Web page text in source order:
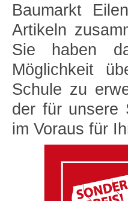
Baumarkt
Artikeln
Sie haben
Möglichkeit
Schule zu
der für unsere
im Voraus für